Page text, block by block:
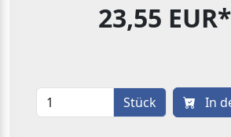
23,55 EUR*
Stück In